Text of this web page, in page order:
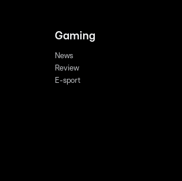
Gaming
News
Review
E-sport